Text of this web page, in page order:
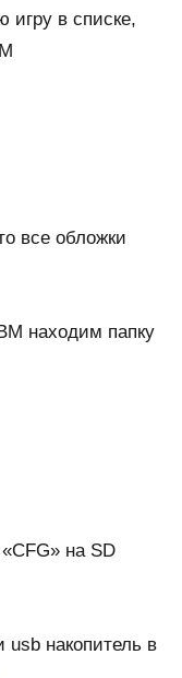
в списке,
все обложки
находим папку
на SD
usb накопитель в